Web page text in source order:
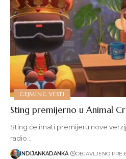
GEJMING VESTI
Sting premijerno u Animal
Sting će imati premijeru nove
radio…
INDIJANKADANKA OBJAVLJENO PRE